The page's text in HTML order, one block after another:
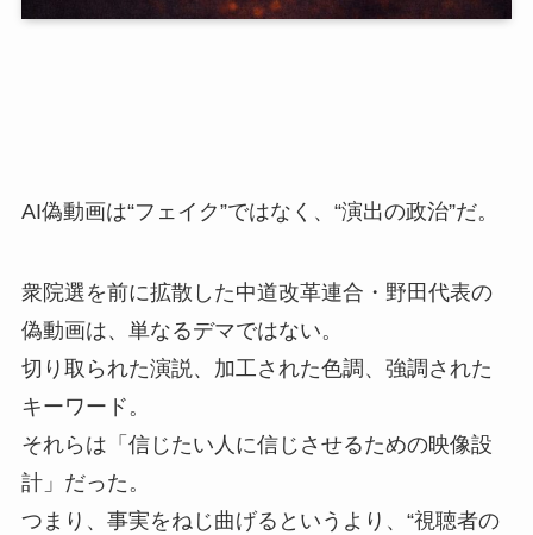
AI偽動画は“フェイク”ではなく、“演出の政治”だ。
衆院選を前に拡散した中道改革連合・野田代表の
偽動画は、単なるデマではない。
切り取られた演説、加工された色調、強調された
キーワード。
それらは「信じたい人に信じさせるための映像設
計」だった。
つまり、事実をねじ曲げるというより、“視聴者の